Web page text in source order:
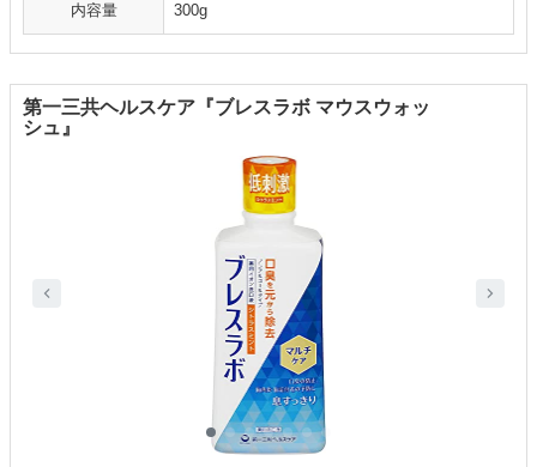
内容量 300g
第一三共ヘルスケア『ブレスラボ マウスウォッ
シュ』